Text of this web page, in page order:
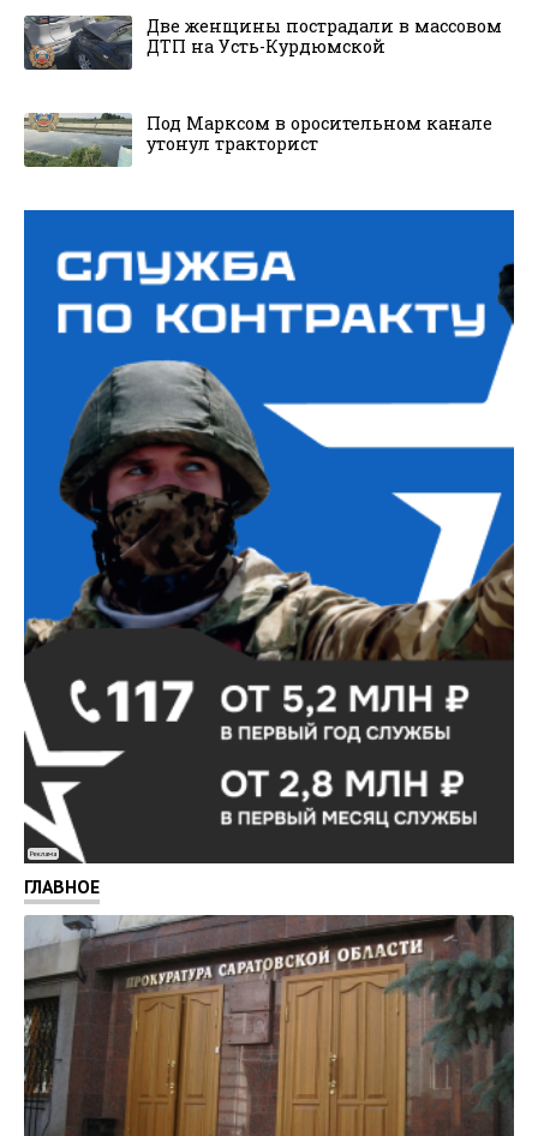
Две женщины пострадали в массовом
ДТП на Усть-Курдюмской
Под Марксом в оросительном канале
утонул тракторист
Реклама
ГЛАВНОЕ